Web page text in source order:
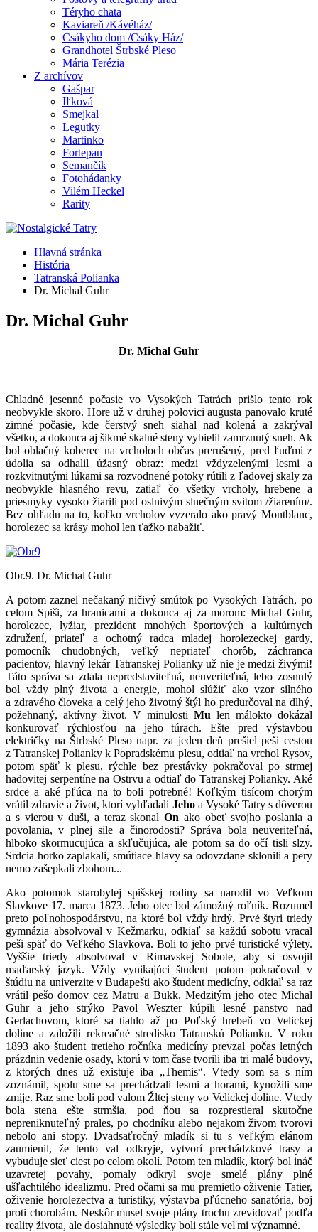
Téryho chata
Kaviareň /Kávéház/
Csákyho dom /Csáky Ház/
Grandhotel Štrbské Pleso
Mária Terézia
Z archívov
Gašpar
Iľková
Smejkal
Legutky
Martinko
Fortepan
Semančík
Fotohádanky
Vilém Heckel
Rarity
Hlavná stránka
História
Tatranská Polianka
Dr. Michal Guhr
Dr. Michal Guhr
Dr. Michal Guhr
Chladné jesenné počasie vo Vysokých Tatrách prišlo tento rok
neobvykle skoro. Hore už v druhej polovici augusta panovalo kruté
zimné počasie, kde čerstvý sneh siahal nad kolená a zakrýval
všetko, a dokonca aj šikmé skalné steny vybielil zamrznutý sneh. Ak
bol oblačný koberec na vrcholoch občas prerušený, pred ľuďmi z
údolia sa odhalil úžasný obraz: medzi vždyzelenými lesmi a
rozkvitnutými lúkami sa rozvodnené potoky rútili z ľadovej skaly za
neobvykle hlasného revu, zatiaľ čo všetky vrcholy, hrebene a
priesmyky vysoko žiarili pod oslnivým slnečným svitom /žiarením/.
Bez ohľadu na to, koľko vrcholov vyzeralo ako pravý Montblanc,
horolezec sa krásy mohol len ťažko nabažiť.
Obr.9. Dr. Michal Guhr
A potom zaznel nečakaný ničivý smútok po Vysokých Tatrách, po
celom Spiši, za hranicami a dokonca aj za morom: Michal Guhr,
horolezec, lyžiar, prezident mnohých športových a kultúrnych
združení, priateľ a ochotný radca mladej horolezeckej gardy,
pomocník chudobných, veľký nepriateľ chorôb, záchranca
pacientov, hlavný lekár Tatranskej Polianky už nie je medzi živými!
Táto správa sa zdala nepredstaviteľná, neuveriteľná, lebo zosnulý
bol vždy plný života a energie, mohol slúžiť ako vzor silného
a zdravého človeka a celý jeho životný štýl ho predurčoval na dlhý,
požehnaný, aktívny život. V minulosti Mu len málokto dokázal
konkurovať rýchlosťou na jeho túrach. Ešte pred výstavbou
električky na Štrbské Pleso napr. za jeden deň prešiel peši cestou
z Tatranskej Polianky k Popradskému plesu, odtiaľ na vrchol Rysov,
potom späť k plesu, rýchle bez prestávky pokračoval po strmej
hadovitej serpentíne na Ostrvu a odtiaľ do Tatranskej Polianky. Aké
srdce a aké pľúca na to boli potrebné! Koľkým tisícom chorým
vrátil zdravie a život, ktorí vyhľadali Jehoa Vysoké Tatry s dôverou
a s vierou v duši, a teraz skonalOn ako obeť svojho poslania a
povolania, v plnej sile a činorodosti? Správa bola neuveriteľná,
hlboko skormucujúca a skľučujúca, ale potom sa do očí tisli slzy.
Srdcia horko zaplakali, smútiace hlavy sa odovzdane sklonili a pery
nemo zašepkali zbohom...
Ako potomok starobylej spišskej rodiny sa narodil vo Veľkom
Slavkove 17. marca 1873. Jeho otec bol zámožný roľník. Rozumel
preto poľnohospodárstvu, na ktoré bol vždy hrdý. Prvé štyri triedy
gymnázia absolvoval v Kežmarku, odkiaľ sa každú sobotu vracal
peši späť do Veľkého Slavkova. Boli to jeho prvé turistické výlety.
Vyššie triedy absolvoval v Rimavskej Sobote, aby si osvojil
maďarský jazyk. Vždy vynikajúci študent potom pokračoval v
štúdiu na univerzite v Budapešti ako študent medicíny, odkiaľ sa raz
vrátil pešo domov cez Matru a Bükk. Medzitým jeho otec Michal
Guhr a jeho strýko Pavol Weszter kúpili lesné panstvo nad
Gerlachovom, ktoré sa tiahlo až po Poľský hrebeň vo Velickej
doline a založili rekreačné stredisko Tatranskú Polianku. V roku
1893 ako študent tretieho ročníka medicíny prevzal počas letných
prázdnin vedenie osady, ktorú v tom čase tvorili iba tri malé budovy,
z ktorých dnes už existuje iba „Themis“. Vtedy som sa s ním
zoznámil, spolu sme sa prechádzali lesmi a horami, kynožili sme
zmije. Raz sme boli pod valom Žltej steny vo Velickej doline. Vtedy
bola stena ešte strmšia, pod ňou sa rozprestieral skutočne
nepreniknuteľný prales, po chodníku alebo nejakom živom tvorovi
nebolo ani stopy. Dvadsaťročný mladík si tu s veľkým elánom
zaumienil, že tento val odkryje, vytvorí prechádzkové trasy a
vybuduje sieť ciest po celom okolí. Potom ten mladík, ktorý bol ináč
uzavretej povahy, pomaly odkryl svoje smelé plány plné
ušľachtilého idealizmu. Pred očami sa mu premietlo oživenie Tatier,
oživenie horolezectva a turistiky, výstavba pľúcneho sanatória, boj
proti chorobám. Neskôr musel svoje plány trochu zrevidovať podľa
reality života, ale dosiahnuté výsledky boli stále veľmi významné.